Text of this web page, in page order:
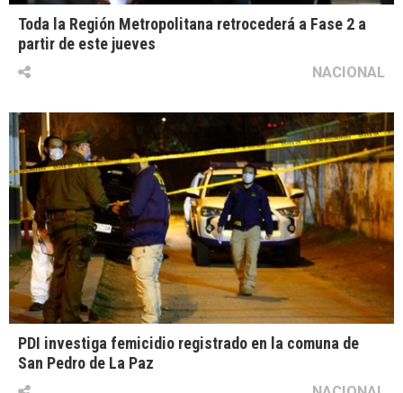
Toda la Región Metropolitana retrocederá a Fase 2 a
partir de este jueves
NACIONAL
PDI investiga femicidio registrado en la comuna de
San Pedro de La Paz